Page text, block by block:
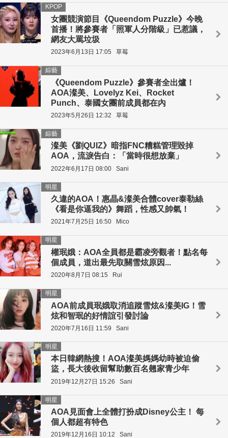
女團競演節目《Queendom Puzzle》今晚
首播！將參賽者「照軍人分階級」已惹議，
網友大罵垃圾
KPOP
2023年6月13日 17:05 草莓
《Queendom Puzzle》參賽者全出爐！
AOA澯美、Lovelyz Kei、Rocket
Punch、泰國女團前成員都在內
綜藝
2023年5月26日 12:32 草莓
澯美《劉QUIZ》暗指FNC糟糕管理毀掉
AOA，流淚告白：「當時很想放棄」
綜藝
2022年6月17日 08:00 Sani
久違的AOA！惠晶&澯美合體cover泰勒絲
《看是你逼我的》舞蹈，性感又帥氣！
明星
2021年7月25日 16:50 Mico
權珉娥：AOA全員都是霸凌旁觀者！點名每
個成員，道出最先取關雪炫原因...
明星
2020年8月7日 08:15 Rui
AOA前成員珉娥取消追蹤雪炫&澯美IG！雪
炫和智珉的好情誼引發討論
明星
2020年7月16日 11:59 Sani
本日韓網熱搜！AOA澯美媽媽幼時被迫偷
盜，長大後收留幫助數百名翹家青少年
明星
2019年12月27日 15:26 Sani
AOA見面會上全體打扮成Disney公主！ 每
個人都超有特色
明星
2019年12月16日 10:12 Sani